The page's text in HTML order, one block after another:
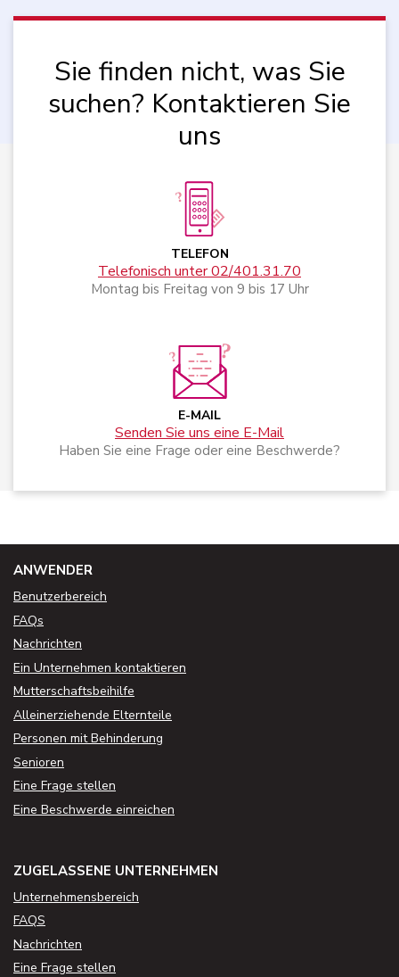
Sie finden nicht, was Sie
suchen? Kontaktieren Sie
uns
TELEFON
Telefonisch unter 02/401.31.70
Montag bis Freitag von 9 bis 17 Uhr
E-MAIL
Senden Sie uns eine E-Mail
Haben Sie eine Frage oder eine Beschwerde?
ANWENDER
Benutzerbereich
FAQs
Nachrichten
Ein Unternehmen kontaktieren
Mutterschaftsbeihilfe
Alleinerziehende Elternteile
Personen mit Behinderung
Senioren
Eine Frage stellen
Eine Beschwerde einreichen
ZUGELASSENE UNTERNEHMEN
Unternehmensbereich
FAQS
Nachrichten
Eine Frage stellen